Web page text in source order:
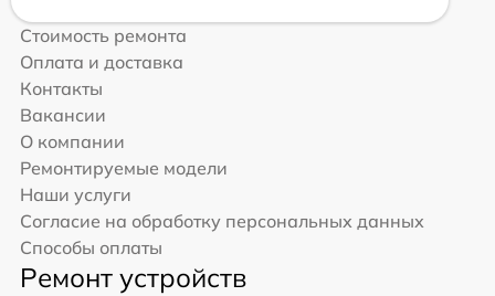
Стоимость ремонта
Оплата и доставка
Контакты
Вакансии
О компании
Ремонтируемые модели
Наши услуги
Согласие на обработку персональных данных
Способы оплаты
Ремонт устройств